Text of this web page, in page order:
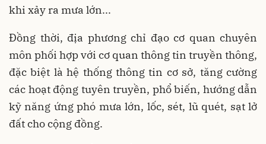
khi xảy ra mưa lớn...
Đồng thời, địa phương chỉ đạo cơ quan chuyên
môn phối hợp với cơ quan thông tin truyền thông,
đặc biệt là hệ thống thông tin cơ sở, tăng cường
các hoạt động tuyên truyền, phổ biến, hướng dẫn
kỹ năng ứng phó mưa lớn, lốc, sét, lũ quét, sạt lở
đất cho cộng đồng.